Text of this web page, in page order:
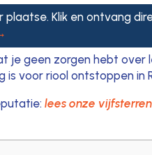
plaatse. Klik en ontvang
je geen zorgen hebt over
voor riool ontstoppen in
lees onze